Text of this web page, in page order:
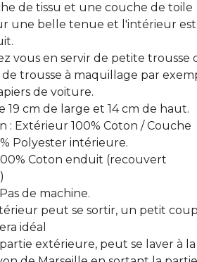
de tissu et une couche de toile
une belle tenue et l'intérieur
vous en servir de petite trousse
trousse à maquillage par
de voiture.
19 cm de large et 14 cm de haut.
: Extérieur 100% Coton / Couche
Polyester intérieure.
Coton enduit (recouvert
de machine.
peut se sortir, un petit coup
idéal
extérieure, peut se laver à la